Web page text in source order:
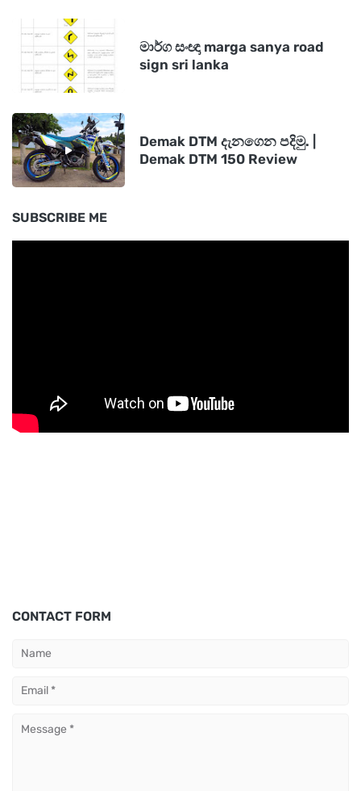
මාර්ග සංඥා marga sanya road
sign sri lanka
Demak DTM දැනගෙන පදිමු. |
Demak DTM 150 Review
SUBSCRIBE ME
CONTACT FORM